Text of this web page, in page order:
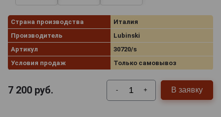
Страна производства
Италия
Производитель
Lubinski
Артикул
30720/s
Условия продаж
Только самовывоз
7 200 руб. - + В заявку